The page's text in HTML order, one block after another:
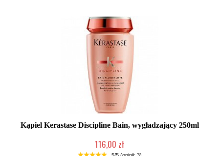
Kąpiel Kerastase Discipline Bain, wygładzający 250ml
116,00 zł
Chwilowo niedostępny